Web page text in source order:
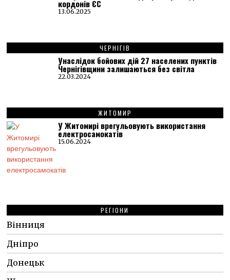
кордонів ЄС
13.06.2025
ЧЕРНІГІВ
Унаслідок бойових дій 27 населених пунктів
Чернігівщини залишаються без світла
22.03.2024
ЖИТОМИР
У Житомирі врегульовують використання
електросамокатів
15.06.2024
РЕГІОНИ
Вінниця
Дніпро
Донецьк